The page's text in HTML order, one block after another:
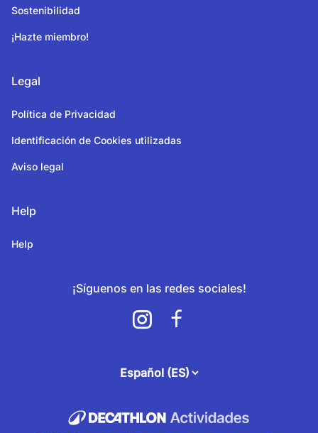
Sostenibilidad
¡Hazte miembro!
Legal
Política de Privacidad
Identificación de Cookies utilizadas
Aviso legal
Help
Help
¡Síguenos en las redes sociales!
attendee.footer.language.label